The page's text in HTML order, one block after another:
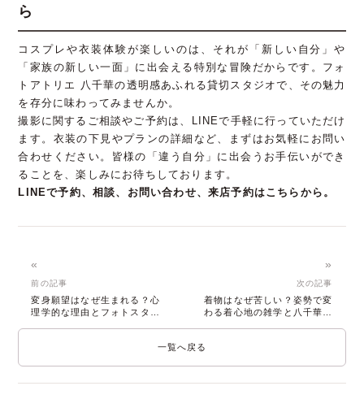
ら
コスプレや衣装体験が楽しいのは、それが「新しい自分」や
「家族の新しい一面」に出会える特別な冒険だからです。フォ
トアトリエ 八千華の透明感あふれる貸切スタジオで、その魅力
を存分に味わってみませんか。
撮影に関するご相談やご予約は、LINEで手軽に行っていただけ
ます。衣装の下見やプランの詳細など、まずはお気軽にお問い
合わせください。皆様の「違う自分」に出会うお手伝いができ
ることを、楽しみにお待ちしております。
LINEで予約、相談、お問い合わせ、来店予約はこちらから。
«
前の記事
変身願望はなぜ生まれる？心
理学的な理由とフォトスタジ
一覧へ戻る
»
次の記事
着物はなぜ苦しい？姿勢で変
わる着心地の雑学と八千華の